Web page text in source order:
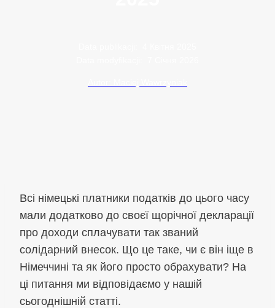
Всі німецькі платники податків до цього часу
мали додатково до своєї щорічної декларації
про доходи сплачувати так званий
солідарний внесок. Що це таке, чи є він іще в
Німеччині та як його просто обрахувати? На
ці питання ми відповідаємо у нашій
сьогоднішній статті.